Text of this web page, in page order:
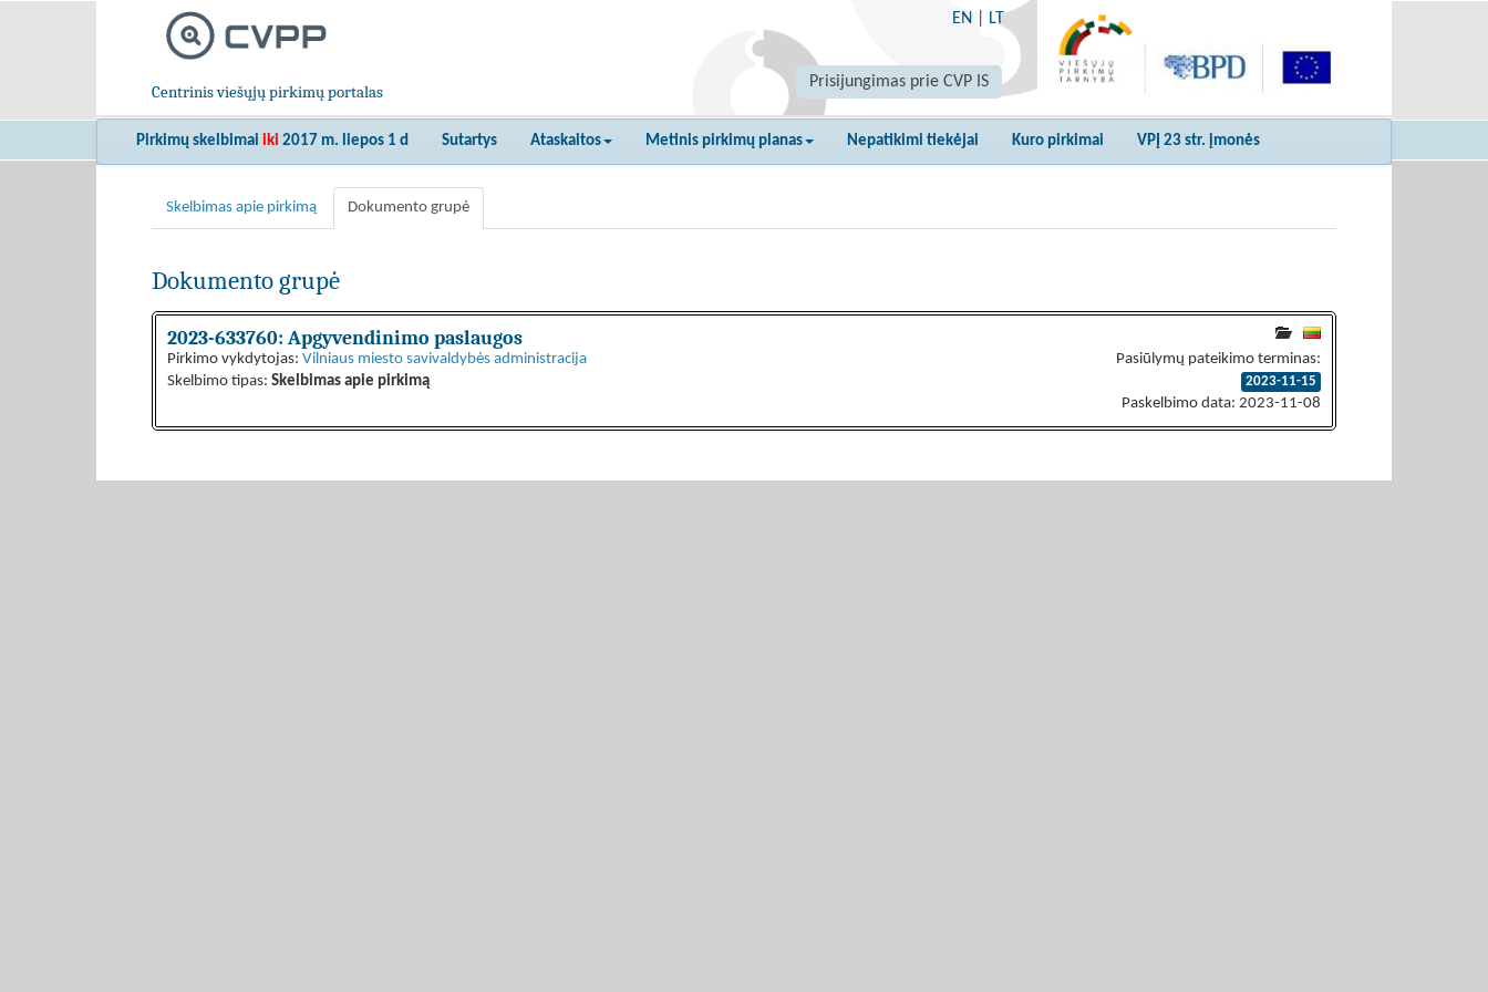
Centrinis viešųjų pirkimų portalas
EN LT
Prisijungimas prie CVP IS
Pirkimų skelbimai iki 2017 m. liepos 1 d Sutartys Ataskaitos Metinis pirkimų planas Nepatikimi tiekėjai Kuro pirkimai VPĮ 23 str. įmonės
Skelbimas apie pirkimą Dokumento grupė
Dokumento grupė
2023-633760: Apgyvendinimo paslaugos
Pirkimo vykdytojas: Vilniaus miesto savivaldybės administracija
Skelbimo tipas: Skelbimas apie pirkimą
Pasiūlymų pateikimo terminas:
2023-11-15
Paskelbimo data: 2023-11-08